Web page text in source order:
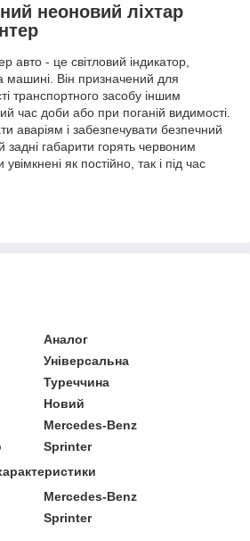
неоновий ліхтар
авто - це світловий індикатор,
машині. Він призначений для
транспортного засобу іншим
час доби або при поганій видимості.
аваріям і забезпечувати безпечний
задні габарити горять червоним
як постійно, так і під час
Аналог
Універсальна
Туреччина
Новий
Mercedes-Benz
Sprinter
Mercedes-Benz
Sprinter